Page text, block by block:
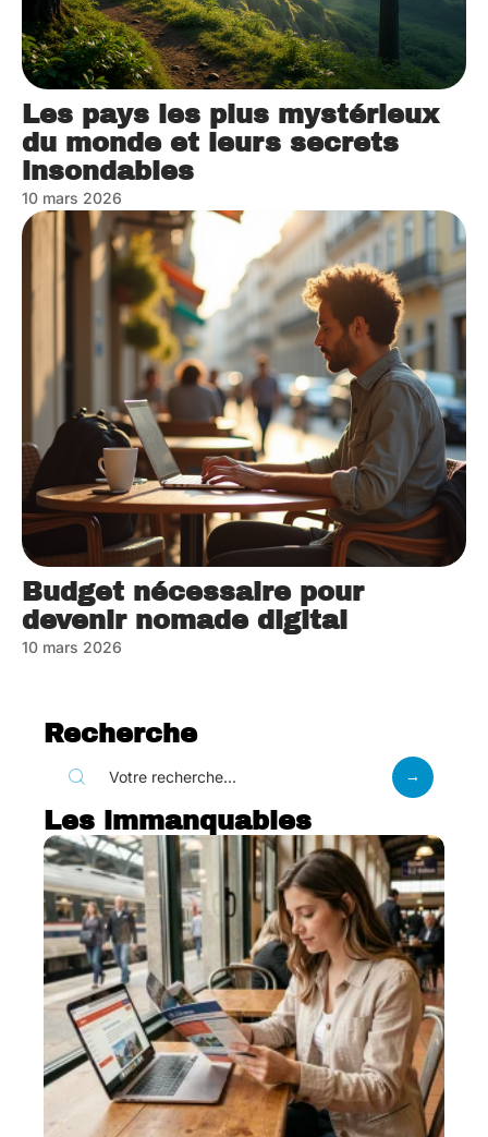
Les pays les plus mystérieux
du monde et leurs secrets
insondables
10 mars 2026
Budget nécessaire pour
devenir nomade digital
10 mars 2026
Recherche
Les immanquables